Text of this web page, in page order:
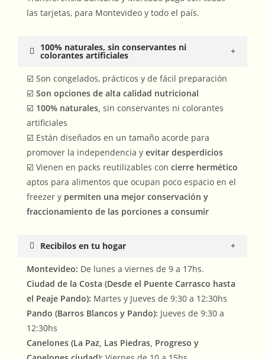
las tarjetas, para Montevideo y todo el país.
100% naturales, sin conservantes ni
colorantes artificiales
☑️ Son congelados, prácticos y de fácil preparación
☑️ Son opciones de alta calidad nutricional
☑️ 100% naturales, sin conservantes ni colorantes
artificiales
☑️ Están diseñados en un tamaño acorde para
promover la independencia y evitar desperdicios
☑️ Vienen en packs reutilizables con cierre hermético
aptos para alimentos que ocupan poco espacio en el
freezer y permiten una mejor conservación y
fraccionamiento de las porciones a consumir
Recibilos en tu hogar
Montevideo: De lunes a viernes de 9 a 17hs.
Ciudad de la Costa (Desde el Puente Carrasco hasta
el Peaje Pando): Martes y Jueves de 9:30 a 12:30hs
Pando (Barros Blancos y Pando): Jueves de 9:30 a
12:30hs
Canelones (La Paz, Las Piedras, Progreso y